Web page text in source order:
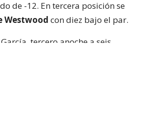
de -12. En tercera posición se
Westwood con diez bajo el par.
tercero anoche a seis